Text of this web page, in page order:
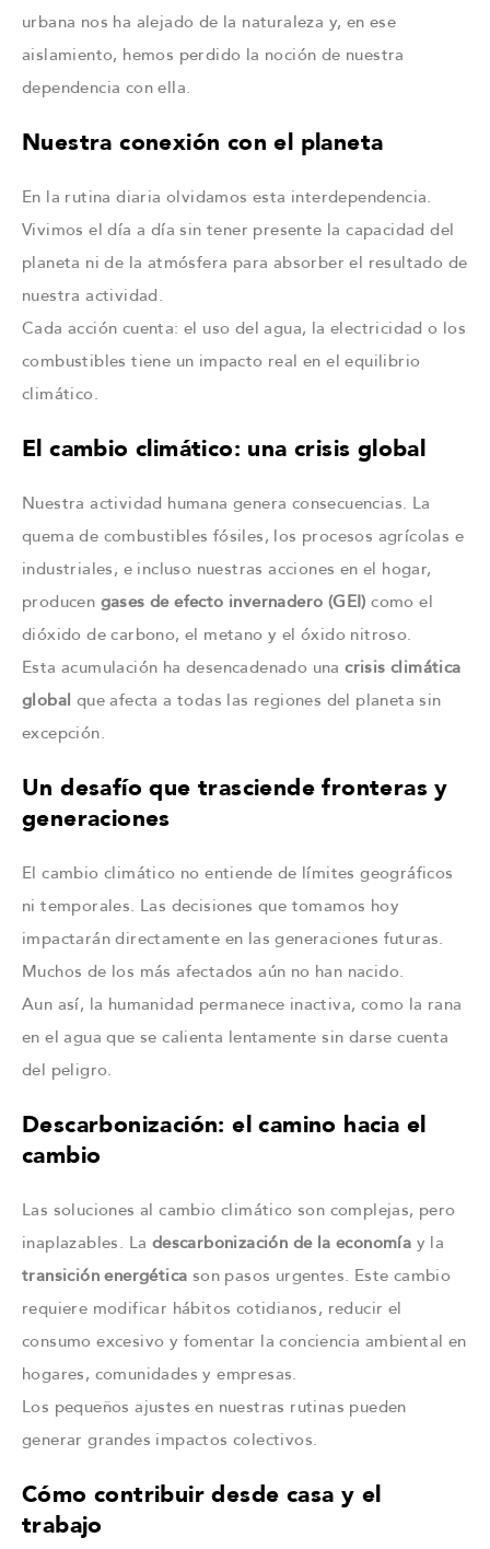
urbana nos ha alejado de la naturaleza y, en ese
aislamiento, hemos perdido la noción de nuestra
dependencia con ella.
Nuestra conexión con el planeta
En la rutina diaria olvidamos esta interdependencia.
Vivimos el día a día sin tener presente la capacidad del
planeta ni de la atmósfera para absorber el resultado de
nuestra actividad.
Cada acción cuenta: el uso del agua, la electricidad o los
combustibles tiene un impacto real en el equilibrio
climático.
El cambio climático: una crisis global
Nuestra actividad humana genera consecuencias. La
quema de combustibles fósiles, los procesos agrícolas e
industriales, e incluso nuestras acciones en el hogar,
producen gases de efecto invernadero (GEI) como el
dióxido de carbono, el metano y el óxido nitroso.
Esta acumulación ha desencadenado unacrisis climática
global que afecta a todas las regiones del planeta sin
excepción.
Un desafío que trasciende fronteras y
generaciones
El cambio climático no entiende de límites geográficos
ni temporales. Las decisiones que tomamos hoy
impactarán directamente en las generaciones futuras.
Muchos de los más afectados aún no han nacido.
Aun así, la humanidad permanece inactiva, como la rana
en el agua que se calienta lentamente sin darse cuenta
del peligro.
Descarbonización: el camino hacia el
cambio
Las soluciones al cambio climático son complejas, pero
inaplazables. La descarbonización de la economía y la
transición energética son pasos urgentes. Este cambio
requiere modificar hábitos cotidianos, reducir el
consumo excesivo y fomentar la conciencia ambiental en
hogares, comunidades y empresas.
Los pequeños ajustes en nuestras rutinas pueden
generar grandes impactos colectivos.
Cómo contribuir desde casa y el
trabajo